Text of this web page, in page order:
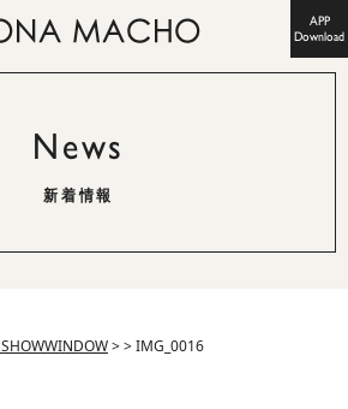
APP
Download
News
新着情報
>>IMG_0016